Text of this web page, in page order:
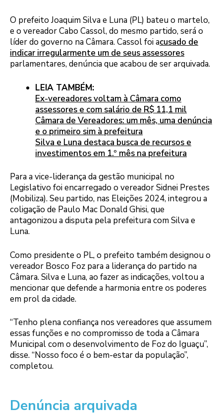
O prefeito Joaquim Silva e Luna (PL) bateu o martelo,
e o vereador Cabo Cassol, do mesmo partido, será o
líder do governo na Câmara. Cassol foi acusado de
indicar irregularmente um de seus assessores
parlamentares, denúncia que acabou de ser arquivada.
LEIA TAMBÉM:
Ex-vereadores voltam à Câmara como
assessores e com salário de R$ 11,1 mil
Câmara de Vereadores: um mês, uma denúncia
e o primeiro sim à prefeitura
Silva e Luna destaca busca de recursos e
investimentos em 1.º mês na prefeitura
Para a vice-liderança da gestão municipal no
Legislativo foi encarregado o vereador Sidnei Prestes
(Mobiliza). Seu partido, nas Eleições 2024, integrou a
coligação de Paulo Mac Donald Ghisi, que
antagonizou a disputa pela prefeitura com Silva e
Luna.
Como presidente o PL, o prefeito também designou o
vereador Bosco Foz para a liderança do partido na
Câmara. Silva e Luna, ao fazer as indicações, voltou a
mencionar que defende a harmonia entre os poderes
em prol da cidade.
“Tenho plena confiança nos vereadores que assumem
essas funções e no compromisso de toda a Câmara
Municipal com o desenvolvimento de Foz do Iguaçu”,
disse. “Nosso foco é o bem-estar da população”,
completou.
Denúncia arquivada